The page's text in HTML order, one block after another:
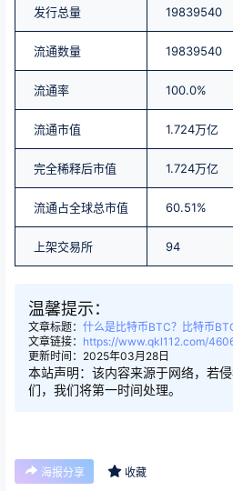
发行总量 19839540
流通数量 19839540
流通率 100.0%
流通市值 1.724万亿
完全稀释后市值 1.724万亿
流通占全球总市值 60.51%
上架交易所 94
温馨提示：
文章标题： 什么是比特币BTC？比特币
文章链接： https://www.qkl112.com/
更新时间：2025年03月28日
本站声明：该内容来源于网络，若
们，我们将第一时间处理。
海报分享 收藏